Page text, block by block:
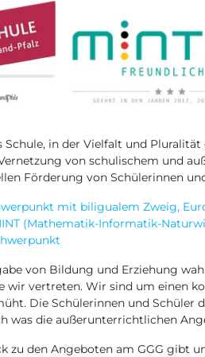
Schule, in der Vielfalt und
von schulischem und
Förderung von Schülerinnen
mit biligualem Zweig,
(Mathematik-Informatik-
von Bildung und Erziehung
wir vertreten. Wir sind um einen
Die Schülerinnen und Schüler
was die außerunterrichtlichen
zu den Angeboten am GGG gibt